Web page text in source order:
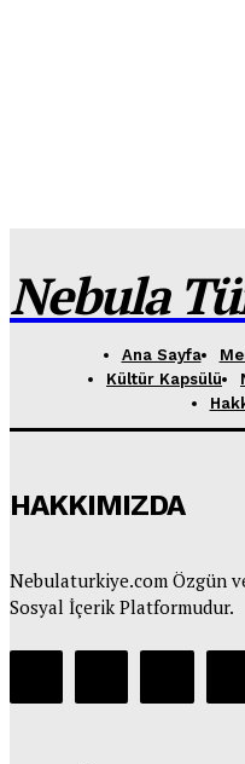
Nebula
Ana Sayfa
Kültür Kapsülü
HAKKIMIZDA
Nebulaturkiye.com Özgün
Sosyal İçerik Platformudur.